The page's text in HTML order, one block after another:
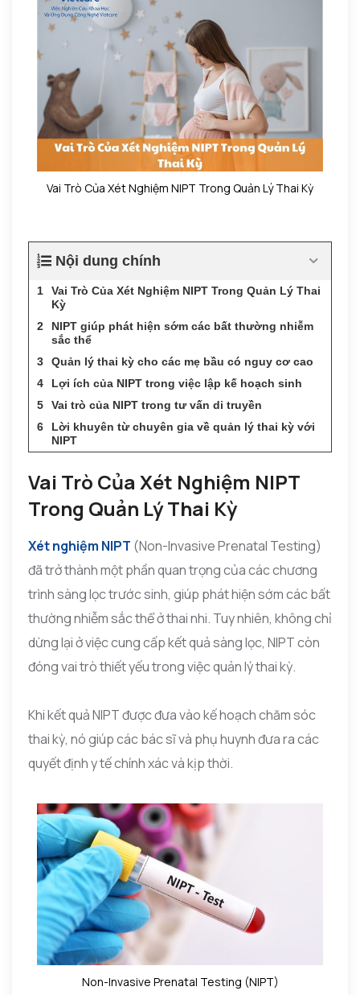
Vai Trò Của Xét Nghiệm NIPT Trong Quản Lý Thai Kỳ
Nội dung chính
Vai Trò Của Xét Nghiệm NIPT Trong Quản Lý Thai
Kỳ
NIPT giúp phát hiện sớm các bất thường nhiễm
sắc thể
Quản lý thai kỳ cho các mẹ bầu có nguy cơ cao
Lợi ích của NIPT trong việc lập kế hoạch sinh
Vai trò của NIPT trong tư vấn di truyền
Lời khuyên từ chuyên gia về quản lý thai kỳ với
NIPT
Vai Trò Của Xét Nghiệm NIPT
Trong Quản Lý Thai Kỳ
Xét nghiệm NIPT (Non-Invasive Prenatal Testing)
đã trở thành một phần quan trọng của các chương
trình sàng lọc trước sinh, giúp phát hiện sớm các bất
thường nhiễm sắc thể ở thai nhi. Tuy nhiên, không chỉ
dừng lại ở việc cung cấp kết quả sàng lọc, NIPT còn
đóng vai trò thiết yếu trong việc quản lý thai kỳ.
Khi kết quả NIPT được đưa vào kế hoạch chăm sóc
thai kỳ, nó giúp các bác sĩ và phụ huynh đưa ra các
quyết định y tế chính xác và kịp thời.
Non-Invasive Prenatal Testing (NIPT)